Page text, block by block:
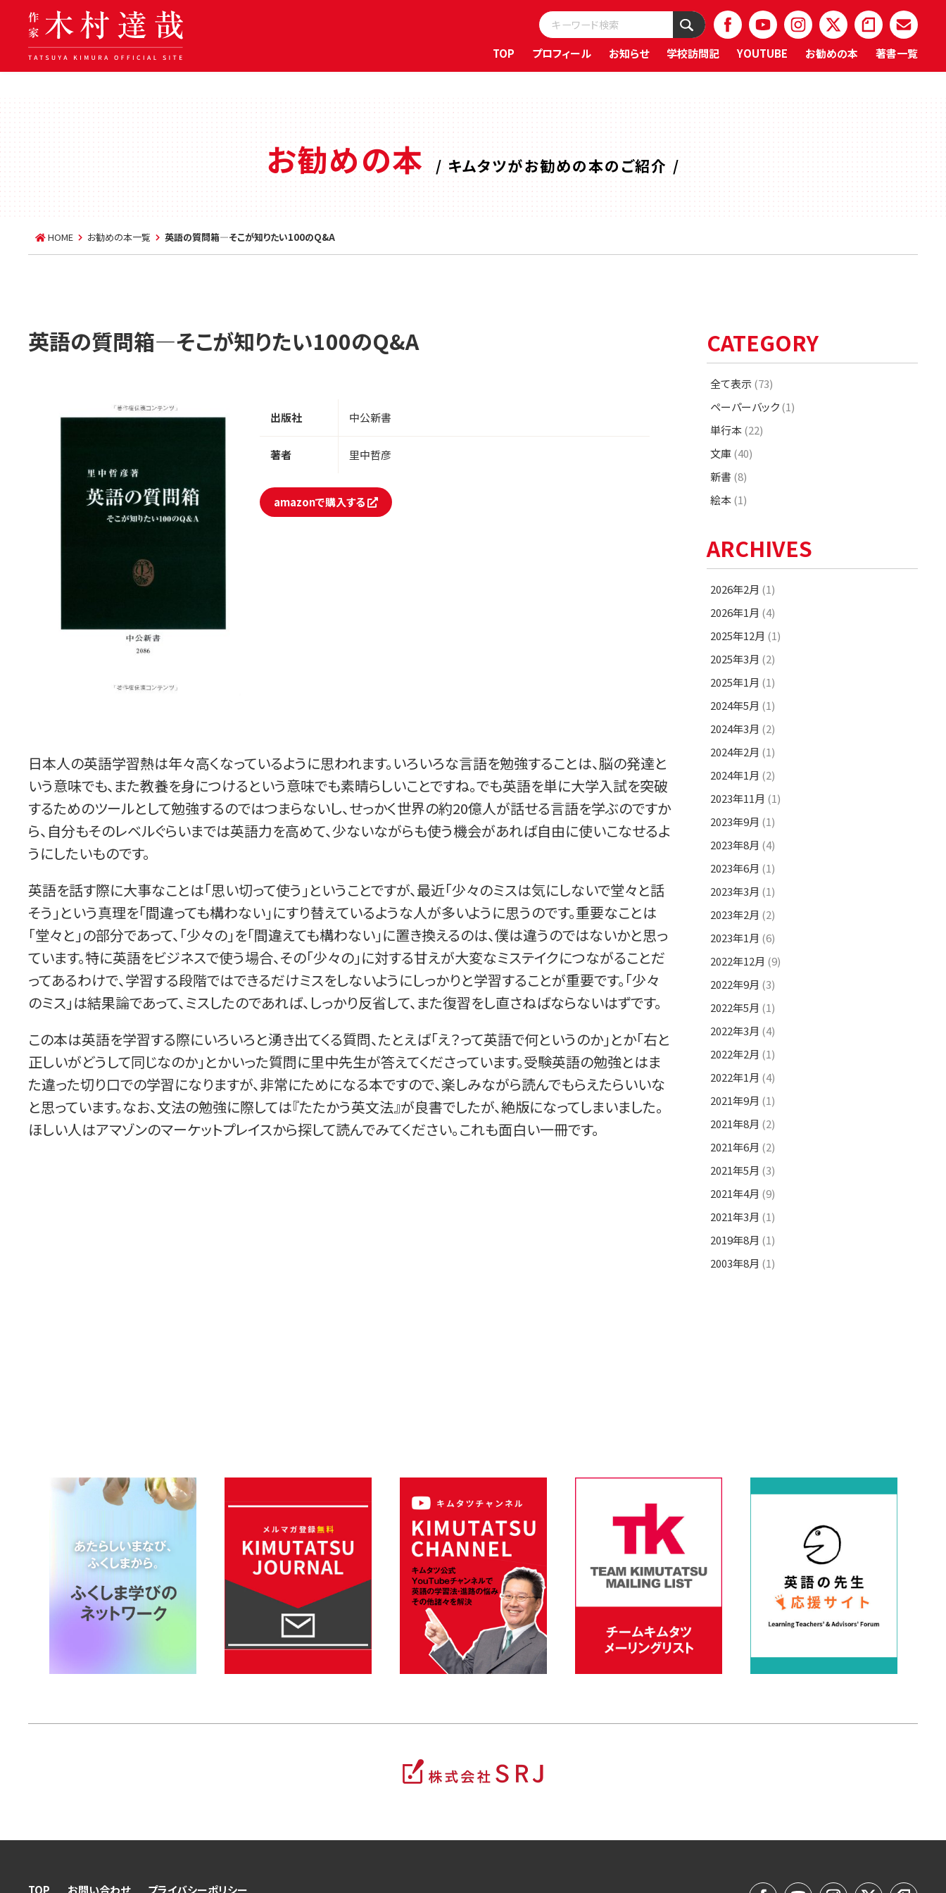
TOP プロフィール お知らせ 学校訪問記 YOUTUBE お勧めの本 著書一覧
お勧めの本 / キムタツがお勧めの本のご紹介 /
HOME お勧めの本一覧 英語の質問箱―そこが知りたい100のQ&A
英語の質問箱―そこが知りたい100のQ&A
出版社 中公新書
著者 里中哲彦
amazonで購入する
日本人の英語学習熱は年々高くなっているように思われます。いろいろな言語を勉強することは、脳の発達と
いう意味でも、また教養を身につけるという意味でも素晴らしいことですね。でも英語を単に大学入試を突破
するためのツールとして勉強するのではつまらないし、せっかく世界の約20億人が話せる言語を学ぶのですか
ら、自分もそのレベルぐらいまでは英語力を高めて、少ないながらも使う機会があれば自由に使いこなせるよ
うにしたいものです。
英語を話す際に大事なことは「思い切って使う」ということですが、最近「少々のミスは気にしないで堂々と話
そう」という真理を「間違っても構わない」にすり替えているような人が多いように思うのです。重要なことは
「堂々と」の部分であって、「少々の」を「間違えても構わない」に置き換えるのは、僕は違うのではないかと思っ
ています。特に英語をビジネスで使う場合、その「少々の」に対する甘えが大変なミステイクにつながることだ
ってあるわけで、学習する段階ではできるだけミスをしないようにしっかりと学習することが重要です。「少々
のミス」は結果論であって、ミスしたのであれば、しっかり反省して、また復習をし直さねばならないはずです。
この本は英語を学習する際にいろいろと湧き出てくる質問、たとえば「え？って英語で何というのか」とか「右と
正しいがどうして同じなのか」とかいった質問に里中先生が答えてくださっています。受験英語の勉強とはま
た違った切り口での学習になりますが、非常にためになる本ですので、楽しみながら読んでもらえたらいいな
と思っています。なお、文法の勉強に際しては『たたかう英文法』が良書でしたが、絶版になってしまいました。
ほしい人はアマゾンのマーケットプレイスから探して読んでみてください。これも面白い一冊です。
CATEGORY
全て表示 (73)
ペーパーバック(1)
単行本(22)
文庫(40)
新書 (8)
絵本(1)
ARCHIVES
2026年2月 (1)
2026年1月 (4)
2025年12月 (1)
2025年3月 (2)
2025年1月 (1)
2024年5月 (1)
2024年3月 (2)
2024年2月 (1)
2024年1月 (2)
2023年11月 (1)
2023年9月 (1)
2023年8月 (4)
2023年6月 (1)
2023年3月 (1)
2023年2月 (2)
2023年1月 (6)
2022年12月 (9)
2022年9月 (3)
2022年5月 (1)
2022年3月 (4)
2022年2月 (1)
2022年1月 (4)
2021年9月 (1)
2021年8月 (2)
2021年6月 (2)
2021年5月 (3)
2021年4月 (9)
2021年3月 (1)
2019年8月 (1)
2003年8月 (1)
TOP お問い合わせ プライバシーポリシー